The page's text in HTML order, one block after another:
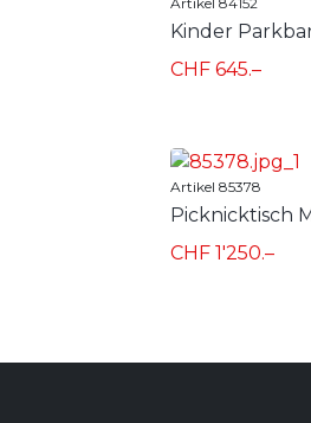
Kinder
CHF 645.–
Artikel 85378
Picknicktisch
CHF 1'250.–